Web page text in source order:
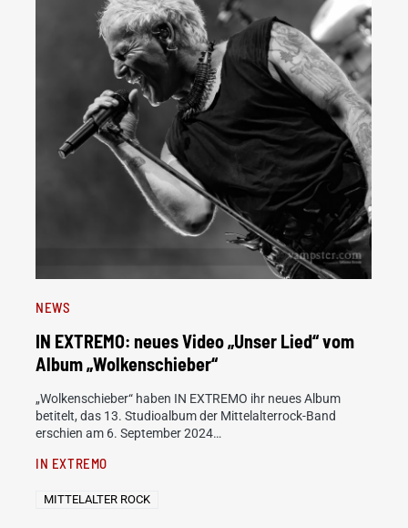
NEWS
IN EXTREMO: neues Video „Unser Lied“ vom
Album „Wolkenschieber“
„Wolkenschieber“ haben IN EXTREMO ihr neues Album
betitelt, das 13. Studioalbum der Mittelalterrock-Band
erschien am 6. September 2024…
IN EXTREMO
MITTELALTER ROCK